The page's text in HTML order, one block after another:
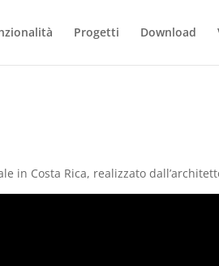
Progetti Download
Costa Rica, realizzato